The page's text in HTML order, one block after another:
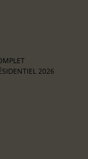
2026